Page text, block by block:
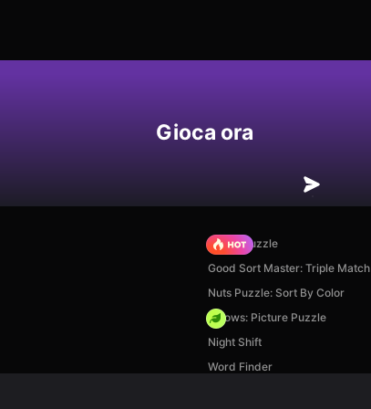
Gioca ora
Arrow Puzzle
Good Sort Master: Triple Match
Nuts Puzzle: Sort By Color
Arrows: Picture Puzzle
Night Shift
Word Finder